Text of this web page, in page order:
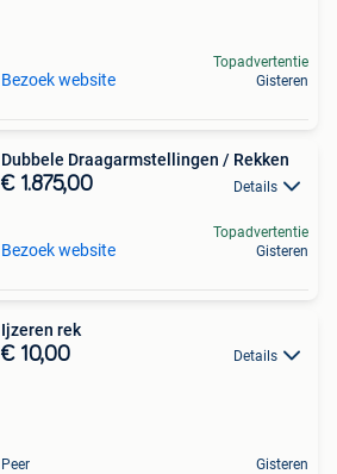
Bezoek website
Topadvertentie
Gisteren
Dubbele Draagarmstellingen / Rekken
€ 1.875,00 Details
Bezoek website
Topadvertentie
Gisteren
Ijzeren rek
€ 10,00 Details
Peer Gisteren